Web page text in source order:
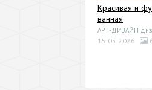
Красивая и
ванная
АРТ-ДИЗАЙН
15.05.2026